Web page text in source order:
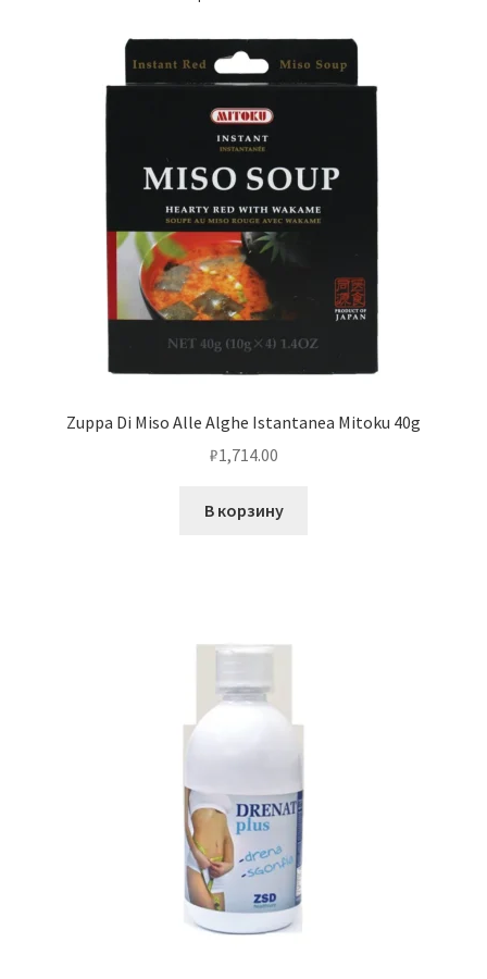
Zuppa Di Miso Alle Alghe Istantanea Mitoku 40g
₽1,714.00
В корзину